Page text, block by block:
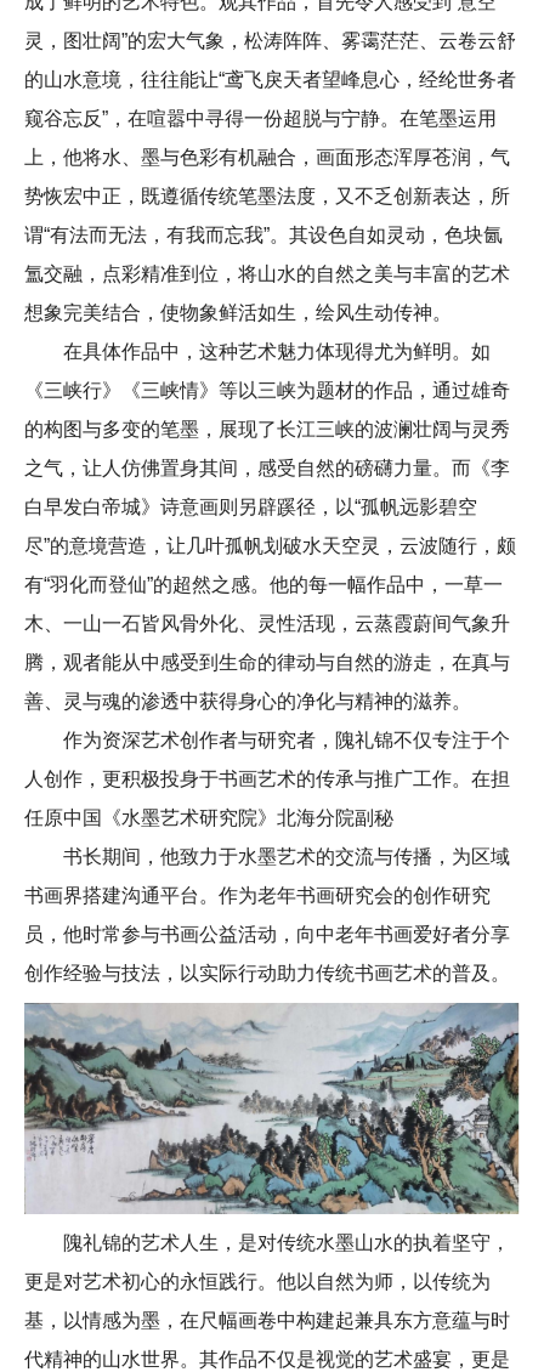
灵，图壮阔”的宏大气象，松涛阵阵、雾霭茫茫、云卷云舒
的山水意境，往往能让“鸢飞戾天者望峰息心，经纶世务者
窥谷忘反”，在喧嚣中寻得一份超脱与宁静。在笔墨运用
上，他将水、墨与色彩有机融合，画面形态浑厚苍润，气
势恢宏中正，既遵循传统笔墨法度，又不乏创新表达，所
谓“有法而无法，有我而忘我”。其设色自如灵动，色块氤
氲交融，点彩精准到位，将山水的自然之美与丰富的艺术
想象完美结合，使物象鲜活如生，绘风生动传神。
在具体作品中，这种艺术魅力体现得尤为鲜明。如
《三峡行》《三峡情》等以三峡为题材的作品，通过雄奇
的构图与多变的笔墨，展现了长江三峡的波澜壮阔与灵秀
之气，让人仿佛置身其间，感受自然的磅礴力量。而《李
白早发白帝城》诗意画则另辟蹊径，以“孤帆远影碧空
尽”的意境营造，让几叶孤帆划破水天空灵，云波随行，颇
有“羽化而登仙”的超然之感。他的每一幅作品中，一草一
木、一山一石皆风骨外化、灵性活现，云蒸霞蔚间气象升
腾，观者能从中感受到生命的律动与自然的游走，在真与
善、灵与魂的渗透中获得身心的净化与精神的滋养。
作为资深艺术创作者与研究者，隗礼锦不仅专注于个
人创作，更积极投身于书画艺术的传承与推广工作。在担
任原中国《水墨艺术研究院》北海分院副秘
书长期间，他致力于水墨艺术的交流与传播，为区域
书画界搭建沟通平台。作为老年书画研究会的创作研究
员，他时常参与书画公益活动，向中老年书画爱好者分享
创作经验与技法，以实际行动助力传统书画艺术的普及。
隗礼锦的艺术人生，是对传统水墨山水的执着坚守，
更是对艺术初心的永恒践行。他以自然为师，以传统为
基，以情感为墨，在尺幅画卷中构建起兼具东方意蕴与时
代精神的山水世界。其作品不仅是视觉的艺术盛宴，更是